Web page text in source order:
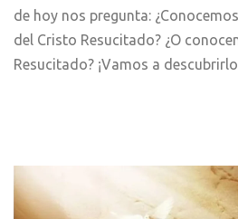
de hoy nos pregunta:
del Cristo Resucitado? ¿O
Resucitado? ¡Vamos a